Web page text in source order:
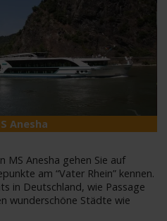
Anesha
MS Anesha gehen Sie auf
am “Vater Rhein” kennen.
in Deutschland, wie Passage
wunderschöne Städte wie